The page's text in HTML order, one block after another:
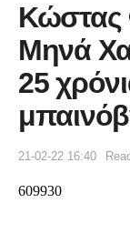
Κώστας
Μηνά
25
21-02-22 16:40